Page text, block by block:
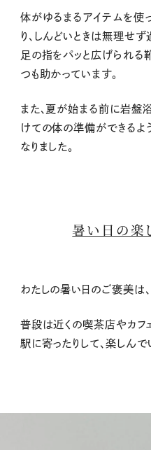
体がゆるまるアイテムを使
り、しんどいときは無理せず
足の指をパッと広げられる
つも助かっています。
また、夏が始まる前に岩盤
けての体の準備ができるよ
なりました。
暑い日の楽
わたしの暑い日のご褒美は、
普段は近くの喫茶店やカフ
駅に寄ったりして、楽しんで